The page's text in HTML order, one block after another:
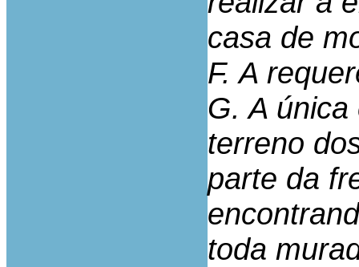
casa de
F. A
G. A
terreno
parte da
toda